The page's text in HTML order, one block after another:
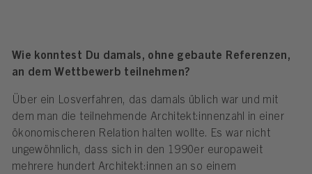
Wie konntest Du damals, ohne gebaute Referenzen,
an dem Wettbewerb teilnehmen?
Über ein Losverfahren, das damals üblich war und mit
dem man die teilnehmende Architekt:innenzahl in einer
ökonomischeren Relation halten wollte. Es war nicht
ungewöhnlich, dass sich in den 1990er europaweit
mehrere hundert Architekt:innen an so einem